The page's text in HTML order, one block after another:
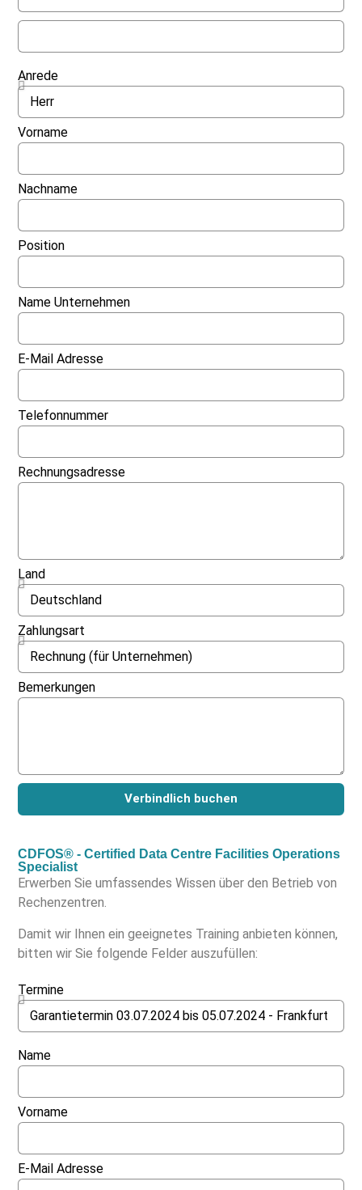
Anrede
Vorname
Nachname
Position
Name Unternehmen
E-Mail Adresse
Telefonnummer
Rechnungsadresse
Land
Zahlungsart
Bemerkungen
Verbindlich buchen
CDFOS® - Certified Data Centre Facilities Operations
Specialist
Erwerben Sie umfassendes Wissen über den Betrieb von
Rechenzentren.
Damit wir Ihnen ein geeignetes Training anbieten können,
bitten wir Sie folgende Felder auszufüllen:
Termine
Name
Vorname
E-Mail Adresse